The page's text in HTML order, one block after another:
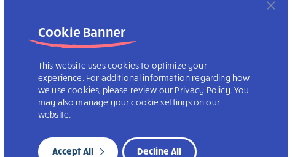
Cookie Banner
This website uses cookies to optimize your
experience. For additional information regarding how
we use cookies, please review our Privacy Policy. You
may also manage your cookie settings on our
website.
Decline All
Accept All